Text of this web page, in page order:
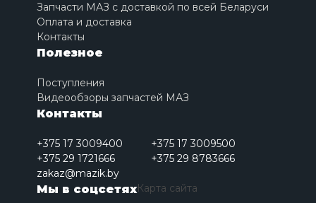
Запчасти МАЗ с доставкой по всей Беларуси
Оплата и доставка
Контакты
Полезное
Поступления
Видеообзоры запчастей МАЗ
Контакты
+375 17 3009400
+375 17 3009500
+375 29 1721666
+375 29 8783666
zakaz@mazik.by
Мы в соцсетяхКарта сайта